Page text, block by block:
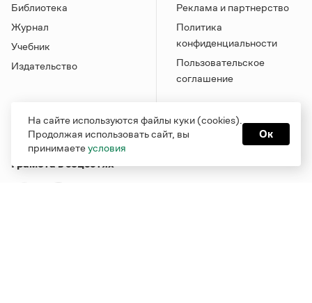
Библиотека
Журнал
Учебник
Издательство
Реклама и партнерство
Политика
конфиденциальности
Пользовательское
соглашение
Грамота в соцсетях
На сайте используются файлы куки (cookies).
Продолжая использовать сайт, вы
принимаетеусловия
Ок